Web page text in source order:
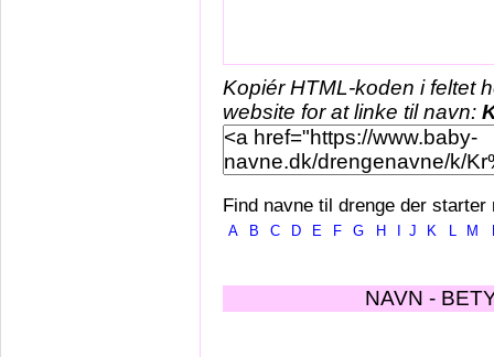
Kopiér HTML-koden i feltet
website for at linke til navn:
Find navne til drenge der starter
A B C D E F G H J K L M
NAVN -